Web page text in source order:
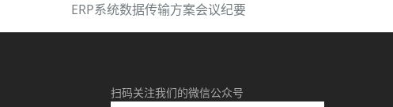
ERP系统数据传输方案会议纪要
扫码关注我们的微信公众号